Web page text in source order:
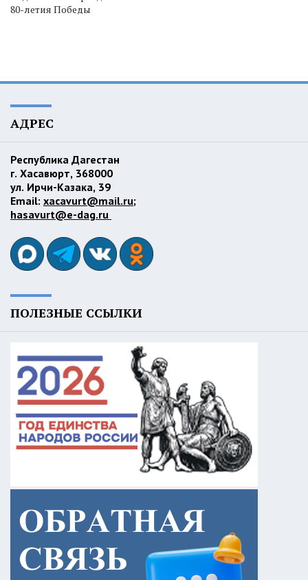
80-летия Победы
АДРЕС
Республика Дагестан
г. Хасавюрт, 368000
ул. Ирчи-Казака, 39
Email: xacavurt@mail.ru;
hasavurt@e-dag.ru
ПОЛЕЗНЫЕ ССЫЛКИ